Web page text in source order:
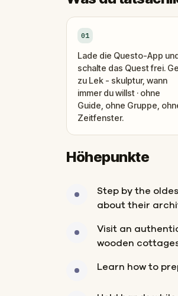
01
Lade die Questo-App
schalte das Quest frei.
zu Lek - skulptur, wann
immer du willst · ohne
Guide, ohne Gruppe,
Zeitfenster.
Höhepunkte
Step by the
about their
Visit an
wooden
Learn how to